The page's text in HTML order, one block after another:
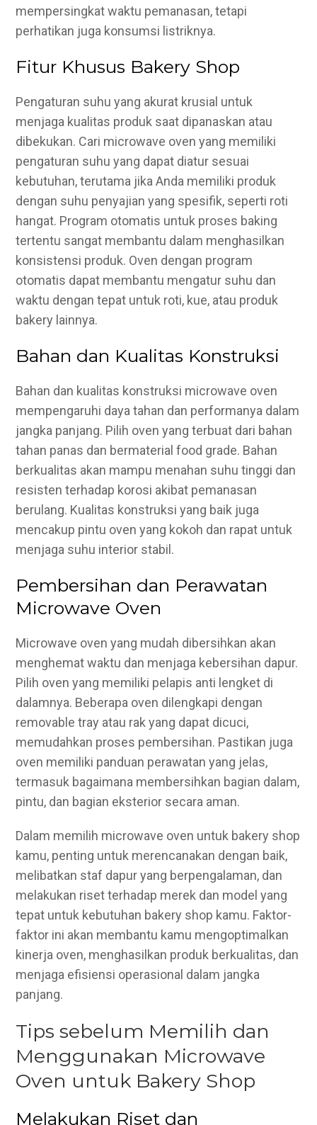
mempersingkat waktu pemanasan, tetapi
perhatikan juga konsumsi listriknya.
Fitur Khusus Bakery Shop
Pengaturan suhu yang akurat krusial untuk
menjaga kualitas produk saat dipanaskan atau
dibekukan. Cari microwave oven yang memiliki
pengaturan suhu yang dapat diatur sesuai
kebutuhan, terutama jika Anda memiliki produk
dengan suhu penyajian yang spesifik, seperti roti
hangat. Program otomatis untuk proses baking
tertentu sangat membantu dalam menghasilkan
konsistensi produk. Oven dengan program
otomatis dapat membantu mengatur suhu dan
waktu dengan tepat untuk roti, kue, atau produk
bakery lainnya.
Bahan dan Kualitas Konstruksi
Bahan dan kualitas konstruksi microwave oven
mempengaruhi daya tahan dan performanya dalam
jangka panjang. Pilih oven yang terbuat dari bahan
tahan panas dan bermaterial food grade. Bahan
berkualitas akan mampu menahan suhu tinggi dan
resisten terhadap korosi akibat pemanasan
berulang. Kualitas konstruksi yang baik juga
mencakup pintu oven yang kokoh dan rapat untuk
menjaga suhu interior stabil.
Pembersihan dan Perawatan
Microwave Oven
Microwave oven yang mudah dibersihkan akan
menghemat waktu dan menjaga kebersihan dapur.
Pilih oven yang memiliki pelapis anti lengket di
dalamnya. Beberapa oven dilengkapi dengan
removable tray atau rak yang dapat dicuci,
memudahkan proses pembersihan. Pastikan juga
oven memiliki panduan perawatan yang jelas,
termasuk bagaimana membersihkan bagian dalam,
pintu, dan bagian eksterior secara aman.
Dalam memilih microwave oven untuk bakery shop
kamu, penting untuk merencanakan dengan baik,
melibatkan staf dapur yang berpengalaman, dan
melakukan riset terhadap merek dan model yang
tepat untuk kebutuhan bakery shop kamu. Faktor-
faktor ini akan membantu kamu mengoptimalkan
kinerja oven, menghasilkan produk berkualitas, dan
menjaga efisiensi operasional dalam jangka
panjang.
Tips sebelum Memilih dan
Menggunakan Microwave
Oven untuk Bakery Shop
Melakukan Riset dan